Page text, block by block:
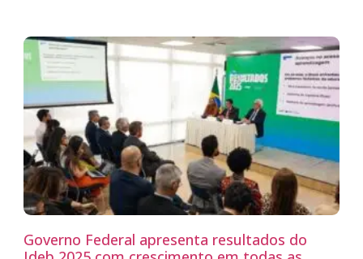
Governo Federal apresenta resultados do